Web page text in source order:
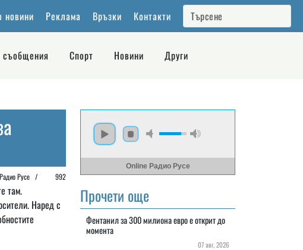
новини Реклама Връзки Контакти
Спорт Новини Други
Радио Русе / 992
там.
Наред с
Online Радио Русе
Прочети още
Фентанил за 300 милиона евро е открит до
момента
07 авг, 2026